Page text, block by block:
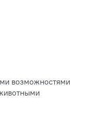
возможностями